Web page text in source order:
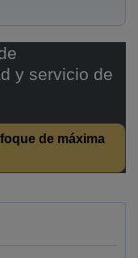
y servicio de
de máxima